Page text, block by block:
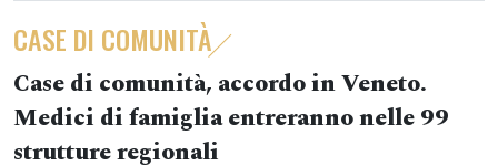
CASE DI COMUNITÀ
Case di comunità, accordo in Veneto.
Medici di famiglia entreranno nelle 99
strutture regionali